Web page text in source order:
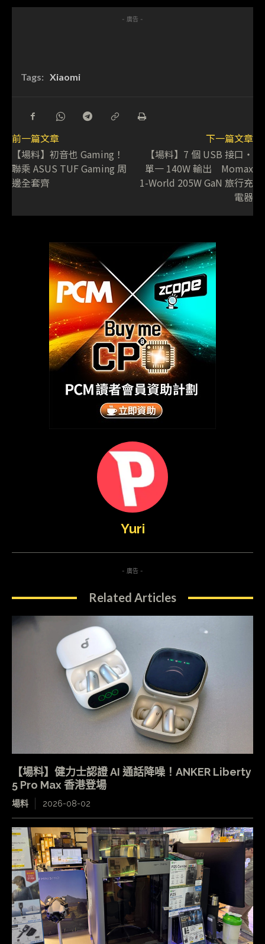
- 廣告 -
Tags: Xiaomi
前一篇文章
【場料】初音也 Gaming！
聯乘 ASUS TUF Gaming 周
邊全套齊
下一篇文章
【場料】7 個 USB 接口・
單一 140W 輸出 Momax
1-World 205W GaN 旅行充
電器
Yuri
- 廣告 -
Related Articles
【場料】健力士認證 AI 通話降噪！ANKER Liberty
5 Pro Max 香港登場
場料 2026-08-02